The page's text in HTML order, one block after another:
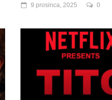
9 prosinca, 2025 0